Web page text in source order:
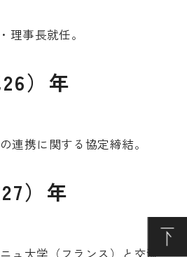
理事長就任。
）年
連携に関する協定締結。
）年
ュ大学（フランス）と交流